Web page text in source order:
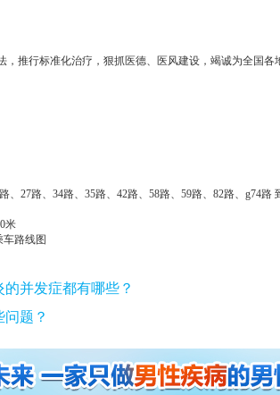
推行标准化治疗，狠抓医德、医风建设，竭诚为全国各
、27路、34路、35路、42路、58路、59路、82路、g74路
米
并发症都有哪些？
问题？